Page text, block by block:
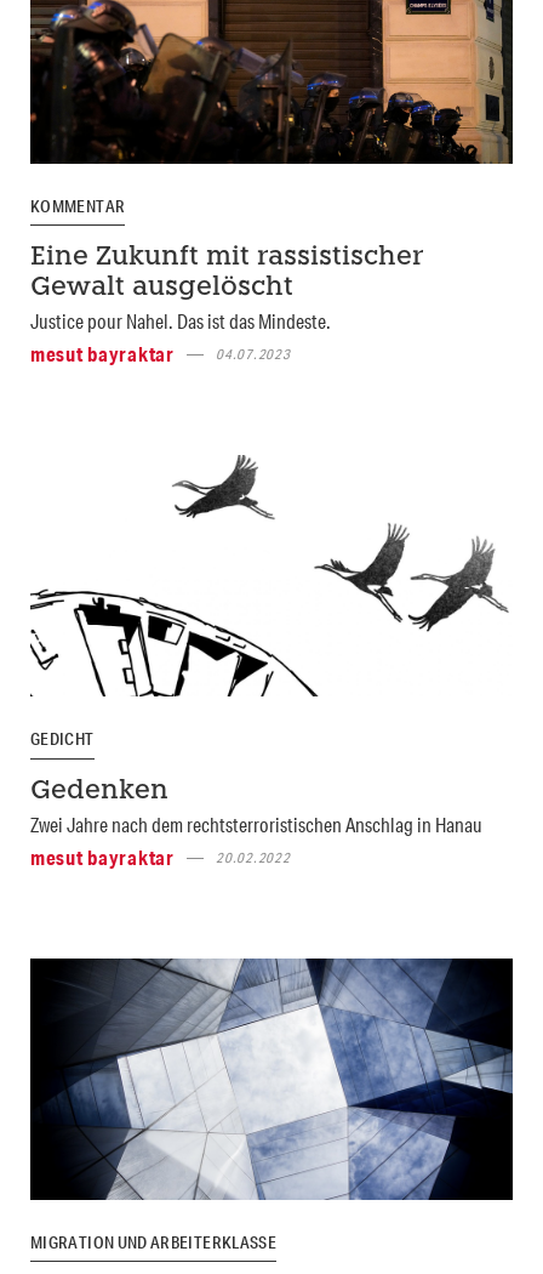
KOMMENTAR
Eine Zukunft mit rassistischer
Gewalt ausgelöscht
Justice pour Nahel. Das ist das Mindeste.
mesut bayraktar
04.07.2023
GEDICHT
Gedenken
Zwei Jahre nach dem rechtsterroristischen Anschlag in Hanau
mesut bayraktar
20.02.2022
MIGRATION UND ARBEITERKLASSE